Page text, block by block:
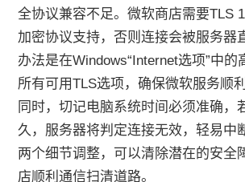
全协议兼容不足。微软商店需要TLS
加密协议支持，否则连接会被服务器
办法是在Windows“Internet选项”中的
所有可用TLS选项，确保微软服务顺
同时，切记电脑系统时间必须准确，
久，服务器将判定连接无效，轻易中
两个细节调整，可以清除潜在的安全
店顺利通信扫清道路。